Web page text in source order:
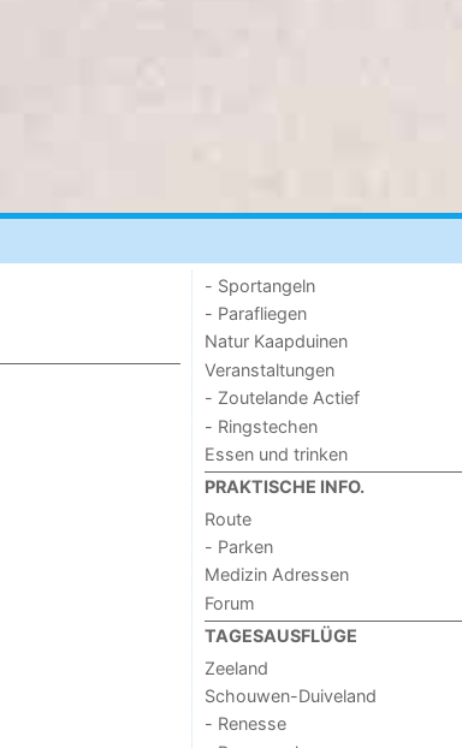
- Sportangeln
- Parafliegen
Natur Kaapduinen
Veranstaltungen
- Zoutelande Actief
- Ringstechen
Essen und trinken
PRAKTISCHE INFO.
Route
- Parken
Medizin Adressen
Forum
TAGESAUSFLÜGE
Zeeland
Schouwen-Duiveland
- Renesse